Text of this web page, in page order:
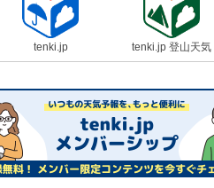
tenki.jp tenki.jp 登山天気